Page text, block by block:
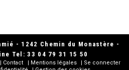
- 1242 Chemin du Monastère -
Tel: 33 04 79 31 15 50
Contact Mentions légales
Se connecter